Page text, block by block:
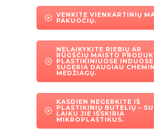
VENKITE VIENKARTINIŲ
PAKUOČIŲ.
NELAIKYKITE RIEBIŲ AR
RŪGŠČIŲ MAISTO
PLASTIKINIUOSE INDUOSE
SUGERIA DAUGIAU
MEDŽIAGŲ.
KASDIEN NEGERKITE IŠ
PLASTIKINIŲ BUTELIŲ – SU
LAIKU JIE IŠSKIRIA
MIKROPLASTIKUS.